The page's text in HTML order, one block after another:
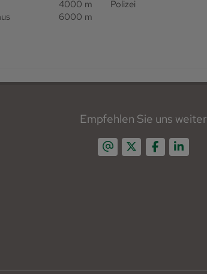
4000 m
6000 m
Polizei
Empfehlen Sie uns weiter